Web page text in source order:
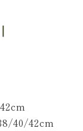
｜
40/42cm